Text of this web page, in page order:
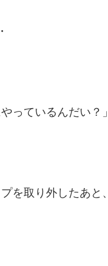
っているんだい？」
プを取り外したあ